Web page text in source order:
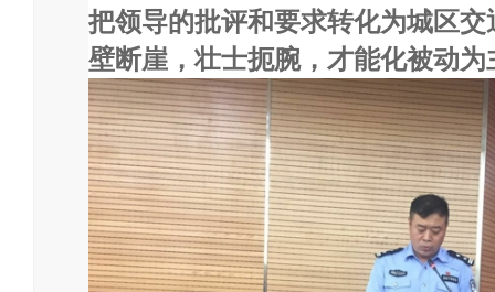
把领导的批评和要求转化为城区
壁断崖，壮士扼腕，才能化被动为